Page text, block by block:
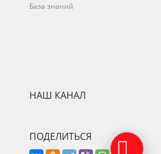
База знаний
НАШ КАНАЛ
ПОДЕЛИТЬСЯ